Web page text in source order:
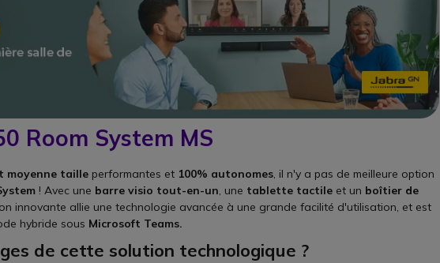
Room System MS
moyenne taille performantes et 100% autonomes, il n'y a pas de meilleure option
! Avec une barre visio tout-en-un, une tablette tactile et un boîtier de
innovante allie une technologie avancée à une grande facilité d'utilisation, et est
hybride sous Microsoft Teams.
de cette solution technologique ?